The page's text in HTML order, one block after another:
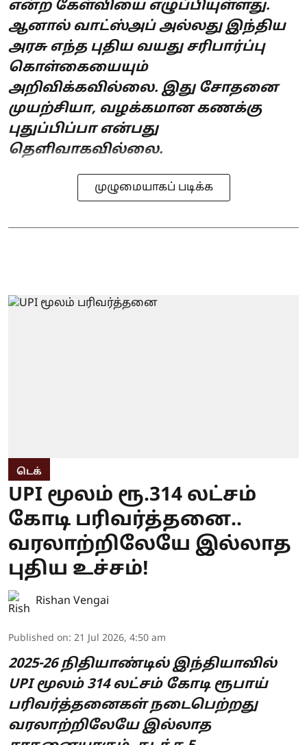
என்ற கேள்வியை எழுப்பியுள்ளது.
ஆனால் வாட்ஸ்அப் அல்லது இந்திய
அரசு எந்த புதிய வயது சரிபார்ப்பு
கொள்கையையும்
அறிவிக்கவில்லை. இது சோதனை
முயற்சியா, வழக்கமான கணக்கு
புதுப்பிப்பா என்பது
தெளிவாகவில்லை.
முழுமையாகப் படிக்க
டெக்
UPI மூலம் ரூ.314 லட்சம்
கோடி பரிவர்த்தனை..
வரலாற்றிலேயே இல்லாத
புதிய உச்சம்!
Rishan Vengai
Published on: 21 Jul 2026, 4:50 am
2025-26 நிதியாண்டில் இந்தியாவில்
UPI மூலம் 314 லட்சம் கோடி ரூபாய்
பரிவர்த்தனைகள் நடைபெற்றது
வரலாற்றிலேயே இல்லாத